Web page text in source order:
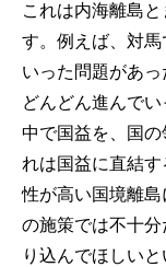
これは内海離島
す。例えば、対
いった問題があっ
どんどん進んで
中で国益を、国
れは国益に直結
性が高い国境離
の施策では不十
り込んでほしい